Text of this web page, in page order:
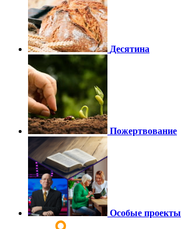
Десятина
Пожертвование
Особые проекты